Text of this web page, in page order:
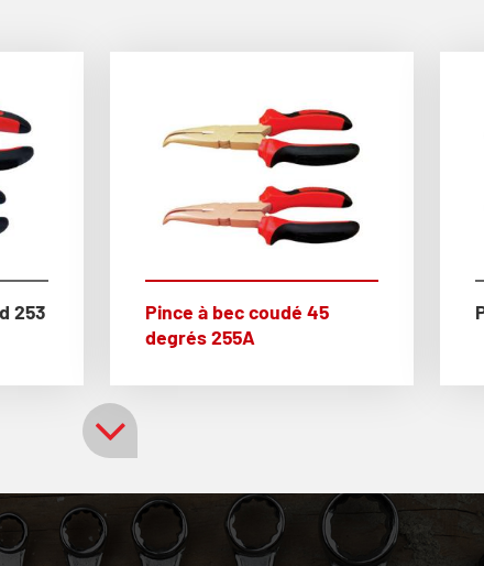
253
Pince à bec coudé 45
degrés 255A